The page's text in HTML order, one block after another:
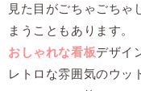
見た目がごちゃごちゃ
まうこともあります。
おしゃれな看板デザイ
レトロな雰囲気のウッ